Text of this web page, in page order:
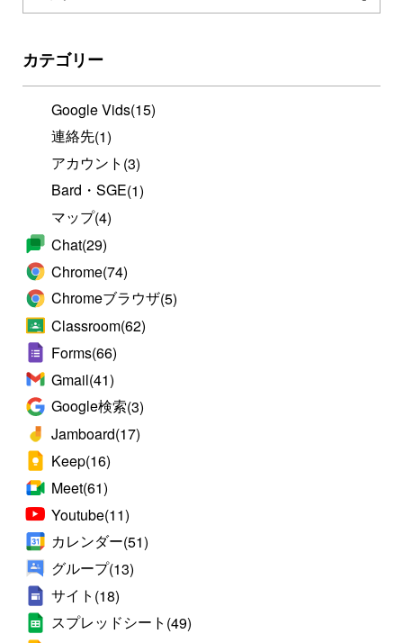
カテゴリー
Google Vids(15)
連絡先(1)
アカウント (3)
Bard・SGE(1)
マップ(4)
Chat(29)
Chrome(74)
Chromeブラウザ(5)
Classroom(62)
Forms(66)
Gmail(41)
Google検索(3)
Jamboard(17)
Keep(16)
Meet(61)
Youtube(11)
カレンダー(51)
グループ(13)
サイト (18)
スプレッドシート (49)